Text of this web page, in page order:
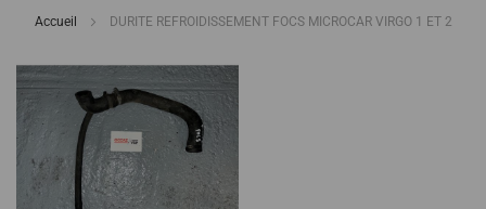
Accueil DURITE REFROIDISSEMENT FOCS MICROCAR VIRGO 1 ET 2
Passer
à
la
fin
galerie